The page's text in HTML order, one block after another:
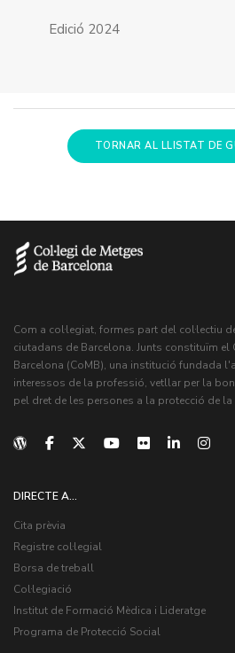
Edició 2024
TORNAR AL LLISTAT DE
Com a col·legiat, formes part del col·lectiu
ciutadans de Barcelona. Junts constituïm el
Barcelona (CoMB), una institució fundada
interessos de la professió, vetllar per la
pel dret de les persones a la protecció de la
DIRECTE A...
Cita prèvia
Registre col·legial
Borsa de treball
Col·legiació
Institut de Formació Mèdica i Lideratge
Programa de Protecció Social